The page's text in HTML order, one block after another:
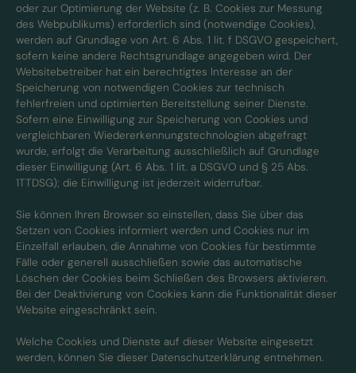
oder zur Optimierung der Website (z. B. Cookies zur Messung
des Webpublikums) erforderlich sind (notwendige Cookies),
werden auf Grundlage von Art. 6 Abs. 1 lit. f DSGVO gespeichert,
sofern keine andere Rechtsgrundlage angegeben wird. Der
Websitebetreiber hat ein berechtigtes Interesse an der
Speicherung von notwendigen Cookies zur technisch
fehlerfreien und optimierten Bereitstellung seiner Dienste.
Sofern eine Einwilligung zur Speicherung von Cookies und
vergleichbaren Wiedererkennungstechnologien abgefragt
wurde, erfolgt die Verarbeitung ausschließlich auf Grundlage
dieser Einwilligung (Art. 6 Abs. 1 lit. a DSGVO und § 25 Abs.
1TTDSG); die Einwilligung ist jederzeit widerrufbar.
Sie können Ihren Browser so einstellen, dass Sie über das
Setzen von Cookies informiert werden und Cookies nur im
Einzelfall erlauben, die Annahme von Cookies für bestimmte
Fälle oder generell ausschließen sowie das automatische
Löschen der Cookies beim Schließen des Browsers aktivieren.
Bei der Deaktivierung von Cookies kann die Funktionalität dieser
Website eingeschränkt sein.
Welche Cookies und Dienste auf dieser Website eingesetzt
werden, können Sie dieser Datenschutzerklärung entnehmen.